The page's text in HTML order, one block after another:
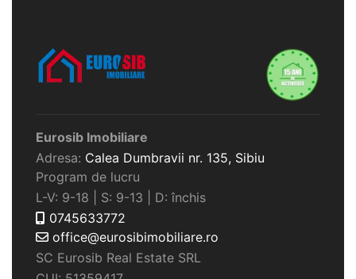
Eurosib Imobiliare
Adresa: Calea Dumbravii nr. 135, Sibiu
Program de lucru
L-V: 9-18 | S: 9-13 | D: închis
0745633772
office@eurosibimobiliare.ro
SC Eurosib Real Estate SRL